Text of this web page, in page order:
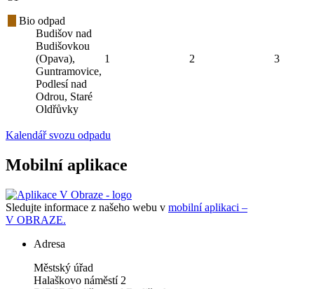
Bio odpad
Budišov nad
Budišovkou
(Opava),
Guntramovice,
Podlesí nad
Odrou, Staré
Oldřůvky
1 2 3
Kalendář svozu odpadu
Mobilní aplikace
Sledujte informace z našeho webu v mobilní aplikaci –
V OBRAZE.
Adresa
Městský úřad
Halaškovo náměstí 2